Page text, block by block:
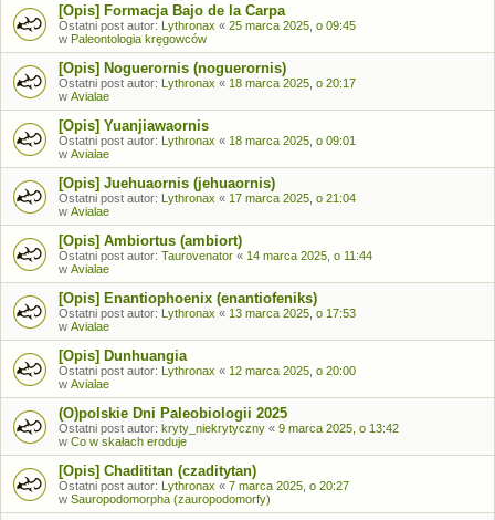
[Opis] Formacja Bajo de la Carpa
Ostatni post autor: Lythronax « 25 marca 2025, o 09:45
w Paleontologia kręgowców
[Opis] Noguerornis (noguerornis)
Ostatni post autor: Lythronax « 18 marca 2025, o 20:17
w Avialae
[Opis] Yuanjiawaornis
Ostatni post autor: Lythronax « 18 marca 2025, o 09:01
w Avialae
[Opis] Juehuaornis (jehuaornis)
Ostatni post autor: Lythronax « 17 marca 2025, o 21:04
w Avialae
[Opis] Ambiortus (ambiort)
Ostatni post autor: Taurovenator « 14 marca 2025, o 11:44
w Avialae
[Opis] Enantiophoenix (enantiofeniks)
Ostatni post autor: Lythronax « 13 marca 2025, o 17:53
w Avialae
[Opis] Dunhuangia
Ostatni post autor: Lythronax « 12 marca 2025, o 20:00
w Avialae
(O)polskie Dni Paleobiologii 2025
Ostatni post autor: kryty_niekrytyczny « 9 marca 2025, o 13:42
w Co w skałach eroduje
[Opis] Chadititan (czaditytan)
Ostatni post autor: Lythronax « 7 marca 2025, o 20:27
w Sauropodomorpha (zauropodomorfy)